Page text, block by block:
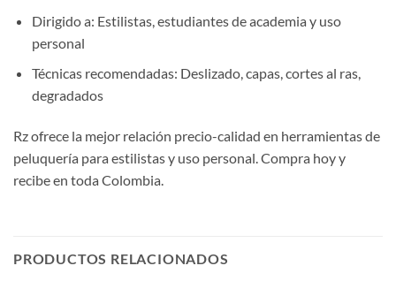
Dirigido a: Estilistas, estudiantes de academia y uso
personal
Técnicas recomendadas: Deslizado, capas, cortes al ras,
degradados
Rz ofrece la mejor relación precio-calidad en herramientas de
peluquería para estilistas y uso personal. Compra hoy y
recibe en toda Colombia.
PRODUCTOS RELACIONADOS